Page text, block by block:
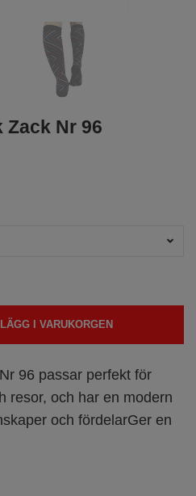
Nr 96
LÄGG I VARUKORGEN
96 passar perfekt för
resor, och har en modern
och fördelarGer en